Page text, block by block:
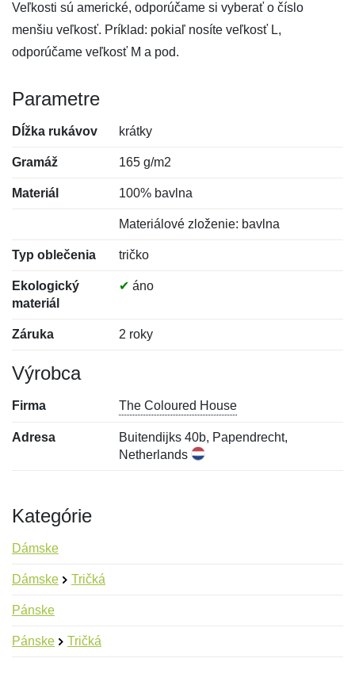
Veľkosti sú americké, odporúčame si vyberať o číslo
menšiu veľkosť. Príklad: pokiaľ nosíte veľkosť L,
odporúčame veľkosť M a pod.
Parametre
Dĺžka rukávov krátky
Gramáž 165 g/m2
Materiál 100% bavlna
Materiálové zloženie: bavlna
Typ oblečenia tričko
Ekologický
materiál
✔ áno
Záruka 2 roky
Výrobca
Firma The Coloured House
Adresa
Buitendijks 40b, Papendrecht,
Netherlands
Kategórie
Dámske
Dámske Tričká
Pánske
Pánske Tričká